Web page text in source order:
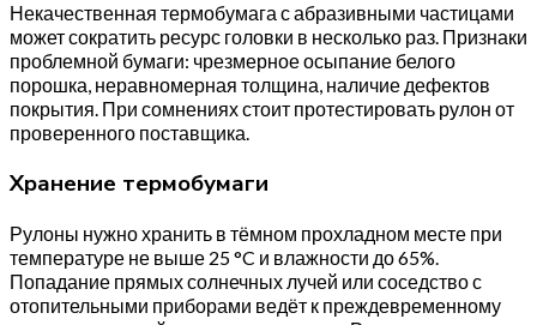
Некачественная термобумага с абразивными частицами
может сократить ресурс головки в несколько раз. Признаки
проблемной бумаги: чрезмерное осыпание белого
порошка, неравномерная толщина, наличие дефектов
покрытия. При сомнениях стоит протестировать рулон от
проверенного поставщика.
Хранение термобумаги
Рулоны нужно хранить в тёмном прохладном месте при
температуре не выше 25 °C и влажности до 65%.
Попадание прямых солнечных лучей или соседство с
отопительными приборами ведёт к преждевременному